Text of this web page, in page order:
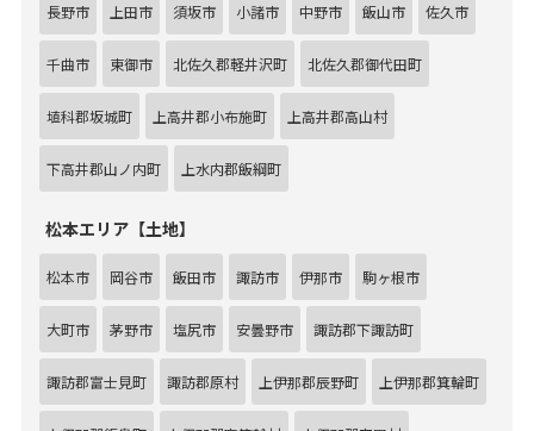
長野市 上田市 須坂市 小諸市 中野市 飯山市 佐久市
千曲市 東御市 北佐久郡軽井沢町 北佐久郡御代田町
埴科郡坂城町 上高井郡小布施町 上高井郡高山村
下高井郡山ノ内町 上水内郡飯綱町
松本エリア【土地】
松本市 岡谷市 飯田市 諏訪市 伊那市 駒ヶ根市
大町市 茅野市 塩尻市 安曇野市 諏訪郡下諏訪町
諏訪郡富士見町 諏訪郡原村 上伊那郡辰野町 上伊那郡箕輪町